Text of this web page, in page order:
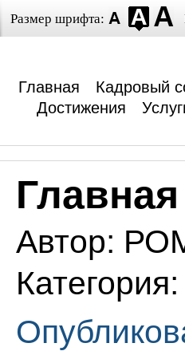
Размер шрифта:
Главная
Кадровый
Достижения
Главная
Автор:
Категория: